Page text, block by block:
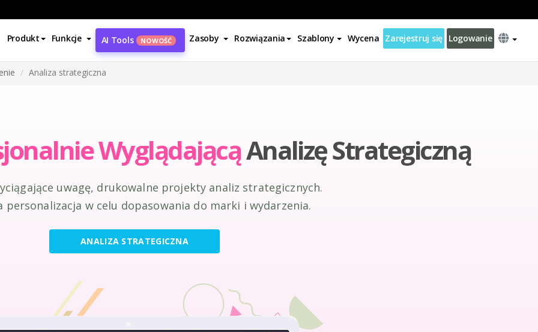
Produkt Funkcje AI Tools NOWOŚĆ Zasoby Rozwiązania Szablony Wycena Zarejestruj się Logowanie
Analiza strategiczna
WyglądającąAnalizę Strategiczną
uwagę, drukowalne projekty analiz strategicznych.
personalizacja w celu dopasowania do marki i wydarzenia.
ANALIZA STRATEGICZNA